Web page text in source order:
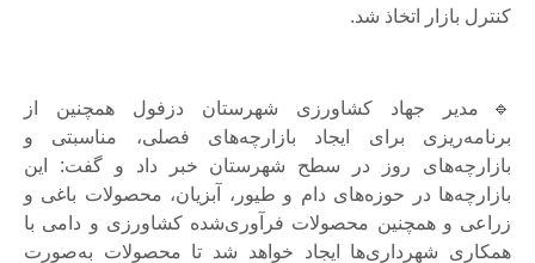
کنترل بازار اتخاذ شد.
🔹مدیر جهاد کشاورزی شهرستان دزفول همچنین از
برنامه‌ریزی برای ایجاد بازارچه‌های فصلی، مناسبتی و
بازارچه‌های روز در سطح شهرستان خبر داد و گفت: این
بازارچه‌ها در حوزه‌های دام و طیور، آبزیان، محصولات باغی و
زراعی و همچنین محصولات فرآوری‌شده کشاورزی و دامی با
همکاری شهرداری‌ها ایجاد خواهد شد تا محصولات به‌صورت